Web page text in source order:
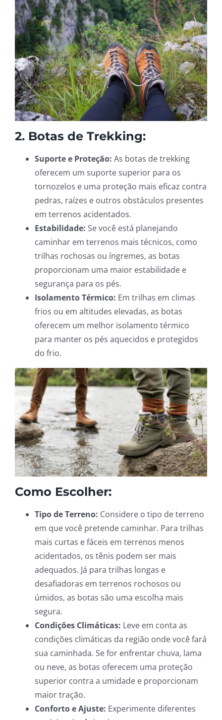
2. Botas de Trekking:
Suporte e Proteção: As botas de trekking
oferecem um suporte superior para os
tornozelos e uma proteção mais eficaz contra
pedras, raízes e outros obstáculos presentes
em terrenos acidentados.
Estabilidade: Se você está planejando
caminhar em terrenos mais técnicos, como
trilhas rochosas ou íngremes, as botas
proporcionam uma maior estabilidade e
segurança para os pés.
Isolamento Térmico: Em trilhas em climas
frios ou em altitudes elevadas, as botas
oferecem um melhor isolamento térmico
para manter os pés aquecidos e protegidos
do frio.
Como Escolher:
Tipo de Terreno: Considere o tipo de terreno
em que você pretende caminhar. Para trilhas
mais curtas e fáceis em terrenos menos
acidentados, os tênis podem ser mais
adequados. Já para trilhas longas e
desafiadoras em terrenos rochosos ou
úmidos, as botas são uma escolha mais
segura.
Condições Climáticas: Leve em conta as
condições climáticas da região onde você fará
sua caminhada. Se for enfrentar chuva, lama
ou neve, as botas oferecem uma proteção
superior contra a umidade e proporcionam
maior tração.
Conforto e Ajuste: Experimente diferentes